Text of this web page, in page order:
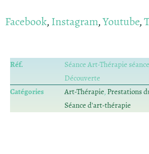
Facebook,Instagram,Youtube,
Réf.
Séance Art-Thérapie
Découverte
Catégories
Art-Thérapie,Prestations
Séance d'art-thérapie